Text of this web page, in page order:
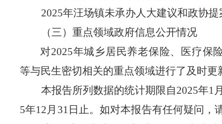
2025年汪场镇未承办人大建议和政协提
（三）重点领域政府信息公开情况
对2025年城乡居民养老保险、医疗保
等与民生密切相关的重点领域进行了及时更
本报告所列数据的统计期限自2025年1
5年12月31日止。如对本报告有任何疑问，